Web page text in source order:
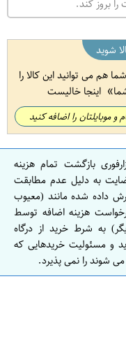
را بروز کند.
شوید
هم می توانید این کالا را
اینجا خالیست
و موبایلتان را اضافه کنید
بازگشت تمام هزینه
به دلیل عدم مطابقت
داده شده مانند (معیوب
هزینه اضافه توسط
به شرط خرید از درگاه
و مسئولیت خریدهایی که
شوند را نمی پذیرد.